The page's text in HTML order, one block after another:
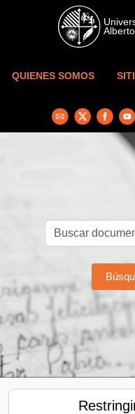
Skip to main content
QUIENES SOMOS